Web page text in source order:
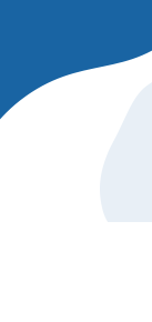
先
を